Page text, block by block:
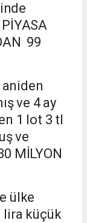
99
ve 4 ay
1 lot 3 tl
ve
MİLYON
ülke
lira küçük